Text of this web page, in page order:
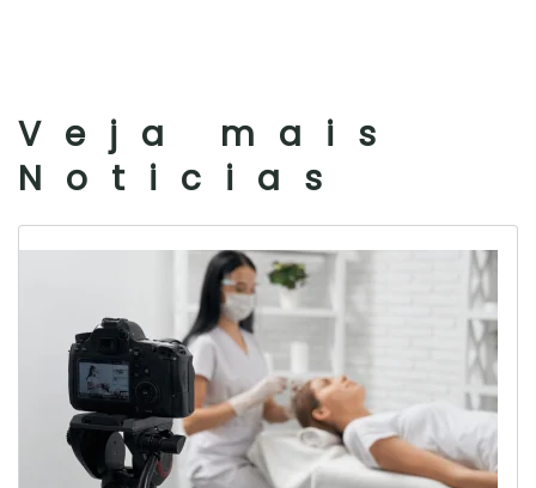
Veja mais
Noticias